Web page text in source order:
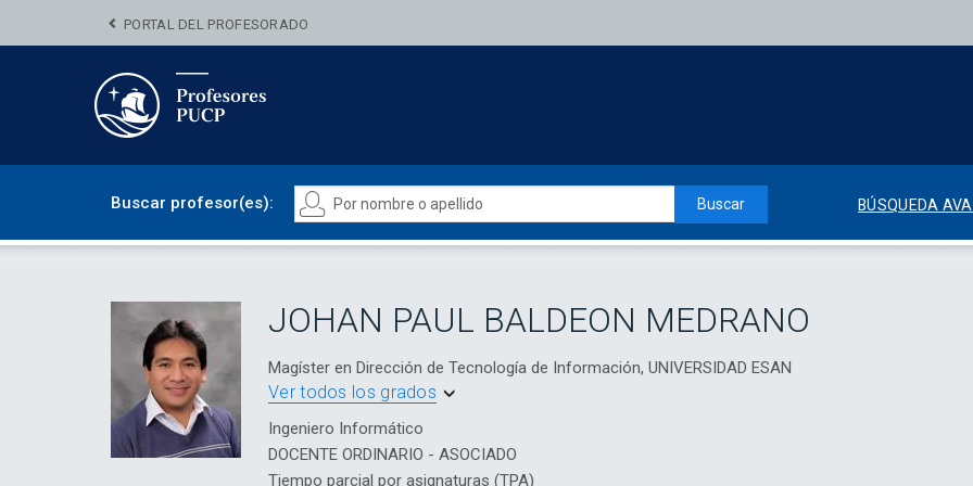
PORTAL DEL PROFESORADO
Buscar profesor(es): Buscar BÚSQUEDA
JOHAN PAUL BALDEON MEDRANO
Magíster en Dirección de Tecnología de Información, UNIVERSIDAD ESAN
Ver todos los grados
Ingeniero Informático
DOCENTE ORDINARIO - ASOCIADO
Tiempo parcial por asignaturas (TPA)